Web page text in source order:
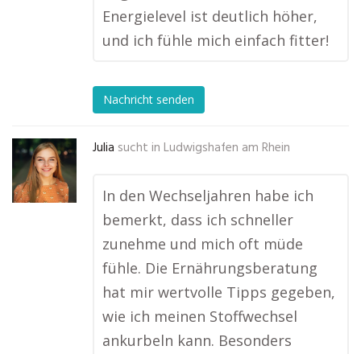
Energielevel ist deutlich höher,
und ich fühle mich einfach fitter!
Nachricht senden
Julia sucht in Ludwigshafen am Rhein
In den Wechseljahren habe ich
bemerkt, dass ich schneller
zunehme und mich oft müde
fühle. Die Ernährungsberatung
hat mir wertvolle Tipps gegeben,
wie ich meinen Stoffwechsel
ankurbeln kann. Besonders